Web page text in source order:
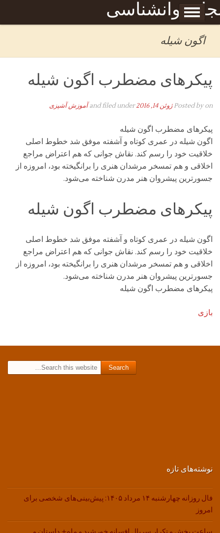
روانشناسی
Skip to content
برگه نمونه
اگون شیله
پیکرهای مضطرب اگون شیله
Posted byon ژوئن 14, 2016 and filed under آموزش آشپزی
پیکرهای مضطرب اگون شیله
اگون شیله در عمری کوتاه و آشفته موفق شد خطوط اصلی
خلاقیت خود را رسم کند. نقاش جوانی که هم اعتراض مراجع
اخلاقی و هم تمسخر مرشدان هنری را برانگیخته بود، امروزه از
جسورترین پیشروان هنر مدرن شناخته می‌شود.
پیکرهای مضطرب اگون شیله
اگون شیله در عمری کوتاه و آشفته موفق شد خطوط اصلی
خلاقیت خود را رسم کند. نقاش جوانی که هم اعتراض مراجع
اخلاقی و هم تمسخر مرشدان هنری را برانگیخته بود، امروزه از
جسورترین پیشروان هنر مدرن شناخته می‌شود.
پیکرهای مضطرب اگون شیله
بازی
نوشته‌های تازه
فال روزانه چهارشنبه ۱۴ مرداد ۱۴۰۵: پیش‌بینی‌های شخصی برای
امروز